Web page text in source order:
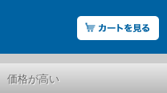
価格が高い